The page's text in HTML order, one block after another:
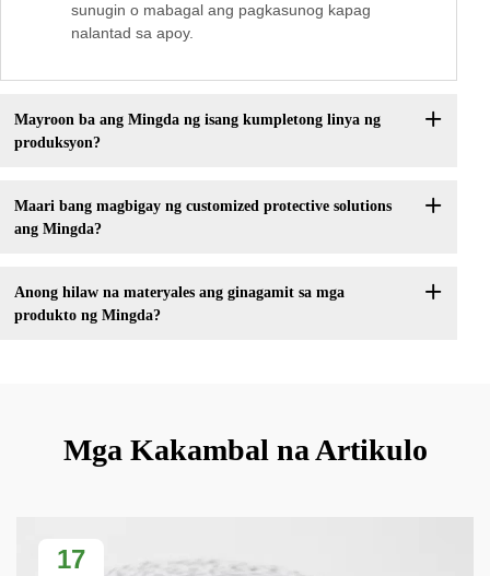
sunugin o mabagal ang pagkasunog kapag
nalantad sa apoy.
Mayroon ba ang Mingda ng isang kumpletong linya ng
produksyon?
Maari bang magbigay ng customized protective solutions
ang Mingda?
Anong hilaw na materyales ang ginagamit sa mga
produkto ng Mingda?
Mga Kakambal na Artikulo
17